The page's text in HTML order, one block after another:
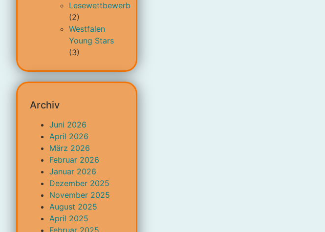
Lesewettbewerb
(2)
Westfalen
Young Stars
(3)
Archiv
Juni 2026
April 2026
März 2026
Februar 2026
Januar 2026
Dezember 2025
November 2025
August 2025
April 2025
Februar 2025